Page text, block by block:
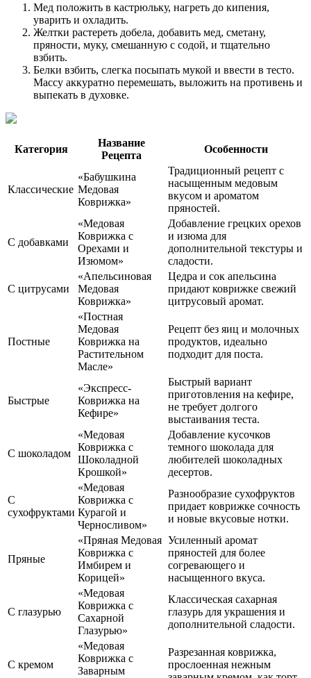
Мед положить в кастрюльку, нагреть до кипения,
уварить и охладить.
Желтки растереть добела, добавить мед, сметану,
пряности, муку, смешанную с содой, и тщательно
взбить.
Белки взбить, слегка посыпать мукой и ввести в тесто.
Массу аккуратно перемешать, выложить на противень и
выпекать в духовке.
Категория
Название
Рецепта
Особенности
Классические
«Бабушкина
Медовая
Коврижка»
Традиционный рецепт с
насыщенным медовым
вкусом и ароматом
пряностей.
С добавками
«Медовая
Коврижка с
Орехами и
Изюмом»
Добавление грецких орехов
и изюма для
дополнительной текстуры и
сладости.
С цитрусами
«Апельсиновая
Медовая
Коврижка»
Цедра и сок апельсина
придают коврижке свежий
цитрусовый аромат.
Постные
«Постная
Медовая
Коврижка на
Растительном
Масле»
Рецепт без яиц и молочных
продуктов, идеально
подходит для поста.
Быстрые
«Экспресс-
Коврижка на
Кефире»
Быстрый вариант
приготовления на кефире,
не требует долгого
выстаивания теста.
С шоколадом
«Медовая
Коврижка с
Шоколадной
Крошкой»
Добавление кусочков
темного шоколада для
любителей шоколадных
десертов.
С
сухофруктами
«Медовая
Коврижка с
Курагой и
Черносливом»
Разнообразие сухофруктов
придает коврижке сочность
и новые вкусовые нотки.
Пряные
«Пряная Медовая
Коврижка с
Имбирем и
Корицей»
Усиленный аромат
пряностей для более
согревающего и
насыщенного вкуса.
С глазурью
«Медовая
Коврижка с
Сахарной
Глазурью»
Классическая сахарная
глазурь для украшения и
дополнительной сладости.
С кремом
«Медовая
Коврижка с
Заварным
Разрезанная коврижка,
прослоенная нежным